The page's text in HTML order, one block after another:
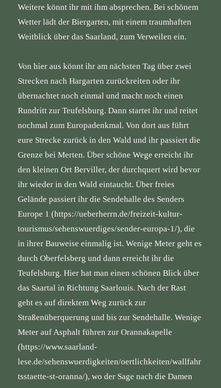
Weitere könnt ihr mit ihm absprechen. Bei schönem
Wetter lädt der Biergarten, mit einem traumhaften
Weitblick über das Saarland, zum Verweilen ein.
Von hier aus könnt ihr am nächsten Tag über zwei
Strecken nach Hargarten zurückreiten oder ihr
übernachtet noch einmal und macht noch einen
Rundritt zur Teufelsburg. Dann startet ihr und reitet
nochmal zum Europadenkmal. Von dort aus führt
eure Strecke zurück in den Wald und ihr passiert die
Grenze bei Merten. Über schöne Wege erreicht ihr
den kleinen Ort Berviller, der durchquert wird bevor
ihr wieder in den Wald eintaucht. Über freies
Gelände passiert ihr die Sendehalle des Senders
Europe 1 (https://ueberherrn.de/freizeit-kultur-
tourismus/sehenswuerdiges/sender-europa-1/), die
in ihrer Bauweise einmalig ist. Wenige Meter geht es
durch Oberfelsberg und dann erreicht ihr die
Teufelsburg. Hier hat man einen schönen Blick über
das Saartal in Richtung Saarlouis. Nach der Rast
geht es auf direktem Weg zurück zur
Straßenüberquerung und bis zur Sendehalle. Wenige
Meter auf Asphalt führen zur Orannakapelle
(https://www.saarland-
lese.de/sehenswuerdigkeiten/oertlichkeiten/wallfahr
tsstaette-st-oranna/), wo der Sage nach die Damen